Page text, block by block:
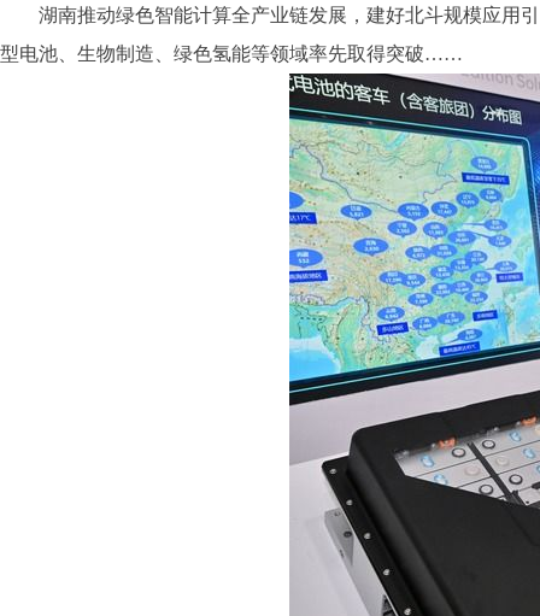
湖南推动绿色智能计算全产业链发展，建好北斗规模应用引
型电池、生物制造、绿色氢能等领域率先取得突破……